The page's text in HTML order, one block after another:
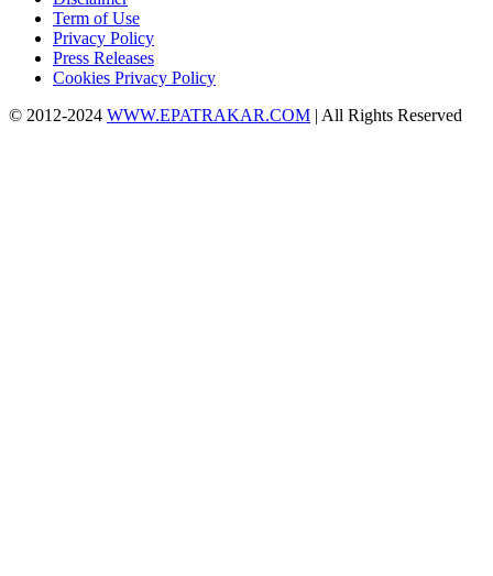
Term of Use
Privacy Policy
Press Releases
Cookies Privacy Policy
© 2012-2024 WWW.EPATRAKAR.COM | All Rights Reserved